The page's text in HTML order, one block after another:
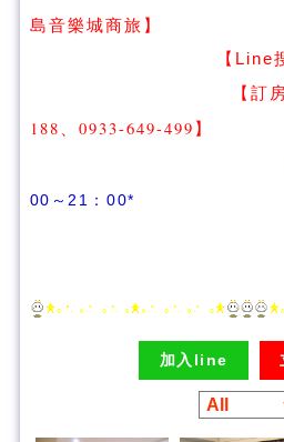
島音樂城商旅 】
【Line搜尋
【訂房電話：
188、0933-649-499 】
*電話接聽
00～21：00*
加入line